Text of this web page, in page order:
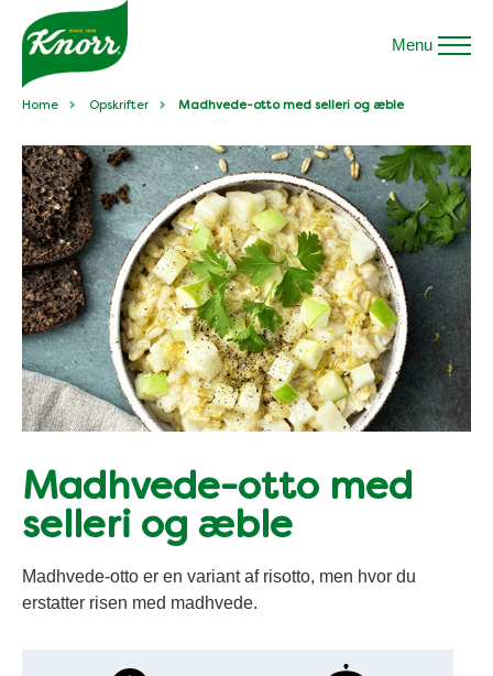
Menu
Home Opskrifter Madhvede-otto med selleri og æble
Madhvede-otto med
selleri og æble
Madhvede-otto er en variant af risotto, men hvor du
erstatter risen med madhvede.